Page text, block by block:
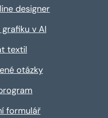
designer
v AI
textil
otázky
formulář